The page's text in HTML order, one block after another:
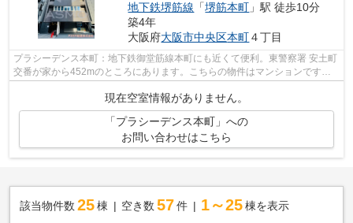
地下鉄堺筋線 「堺筋本町 」駅 徒歩10分
築4年
大阪府大阪市中央区本町４丁目
プラシーデンス本町：地下鉄御堂筋線本町にも近くて便利。東警察署 安土町
交番が家から452mのところにあります。こちらの物件はマンションです。
現在空室情報がありません。
「プラシーデンス本町」への
お問い合わせはこちら
該当物件数 25棟 空き数 57 件 1～25 棟を表示